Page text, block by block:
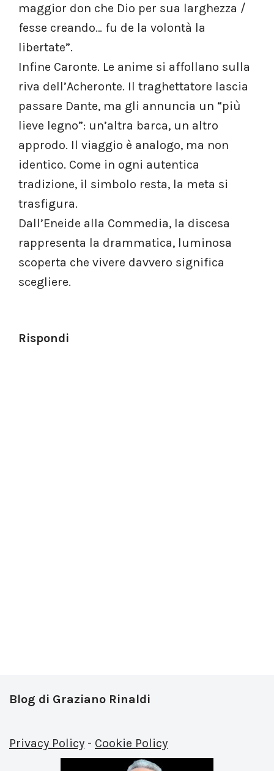
maggior don che Dio per sua larghezza /
fesse creando… fu de la volontà la
libertate”.
Infine Caronte. Le anime si affollano sulla
riva dell’Acheronte. Il traghettatore lascia
passare Dante, ma gli annuncia un “più
lieve legno”: un’altra barca, un altro
approdo. Il viaggio è analogo, ma non
identico. Come in ogni autentica
tradizione, il simbolo resta, la meta si
trasfigura.
Dall’Eneide alla Commedia, la discesa
rappresenta la drammatica, luminosa
scoperta che vivere davvero significa
scegliere.
Rispondi
Blog di Graziano Rinaldi
Privacy Policy - Cookie Policy